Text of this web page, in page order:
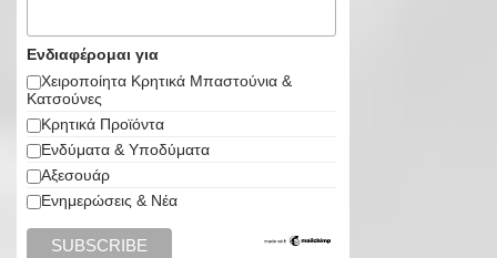
Ενδιαφέρομαι για
Χειροποίητα Κρητικά Μπαστούνια &
Κατσούνες
Κρητικά Προϊόντα
Ενδύματα & Υποδύματα
Αξεσουάρ
Ενημερώσεις & Νέα